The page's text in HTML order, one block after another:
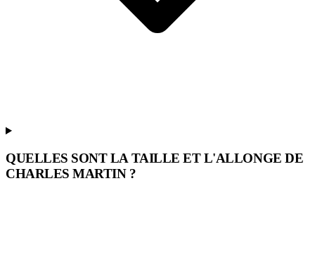
QUELLES SONT LA TAILLE ET L'ALLONGE DE
CHARLES MARTIN ?